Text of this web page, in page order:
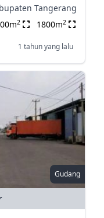
Tangerang
2 1800m2
1 tahun yang lalu
Gudang